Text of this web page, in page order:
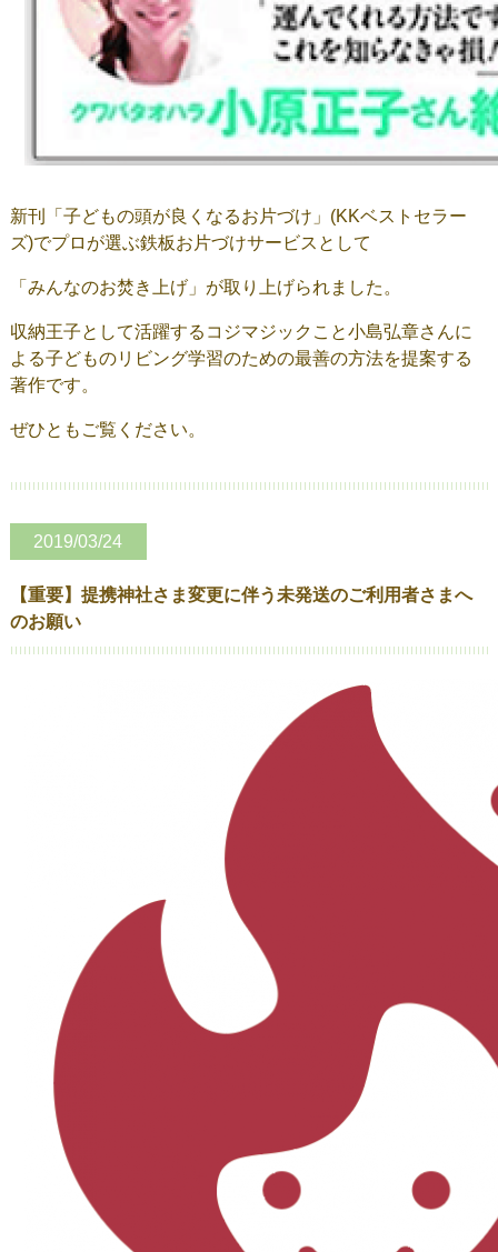
新刊「子どもの頭が良くなるお片づけ」(KKベストセラー
ズ)でプロが選ぶ鉄板お片づけサービスとして
「みんなのお焚き上げ」が取り上げられました。
収納王子として活躍するコジマジックこと小島弘章さんに
よる子どものリビング学習のための最善の方法を提案する
著作です。
ぜひともご覧ください。
2019/03/24
【重要】提携神社さま変更に伴う未発送のご利用者さまへ
のお願い